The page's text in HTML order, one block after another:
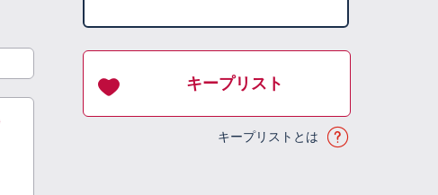
キープリスト
キープリストとは